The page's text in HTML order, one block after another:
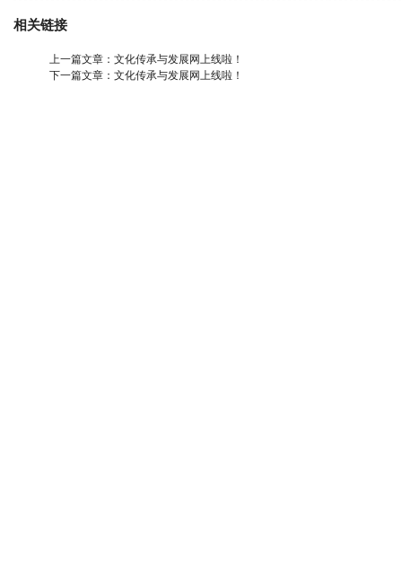
相关链接
上一篇文章： 文化传承与发展网上线啦！
下一篇文章： 文化传承与发展网上线啦！